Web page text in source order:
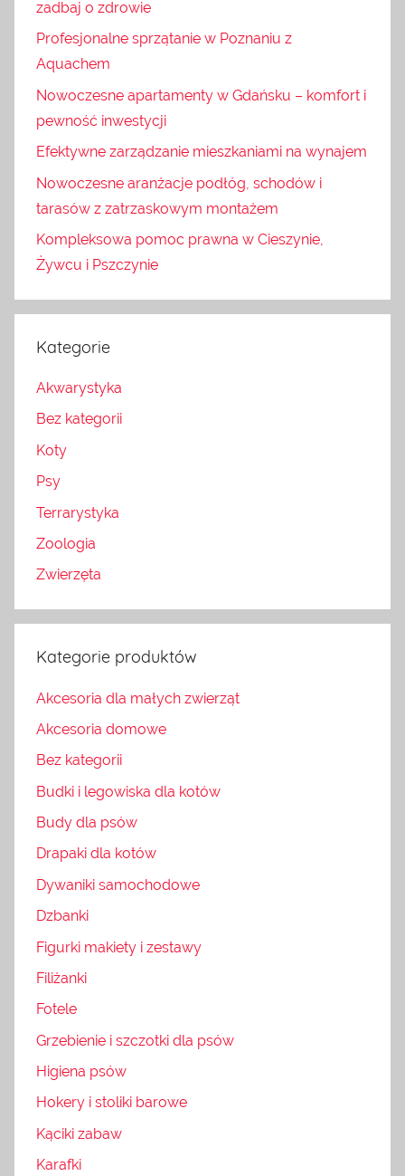
zadbaj o zdrowie
Profesjonalne sprzątanie w Poznaniu z
Aquachem
Nowoczesne apartamenty w Gdańsku – komfort i
pewność inwestycji
Efektywne zarządzanie mieszkaniami na wynajem
Nowoczesne aranżacje podłóg, schodów i
tarasów z zatrzaskowym montażem
Kompleksowa pomoc prawna w Cieszynie,
Żywcu i Pszczynie
Kategorie
Akwarystyka
Bez kategorii
Koty
Psy
Terrarystyka
Zoologia
Zwierzęta
Kategorie produktów
Akcesoria dla małych zwierząt
Akcesoria domowe
Bez kategorii
Budki i legowiska dla kotów
Budy dla psów
Drapaki dla kotów
Dywaniki samochodowe
Dzbanki
Figurki makiety i zestawy
Filiżanki
Fotele
Grzebienie i szczotki dla psów
Higiena psów
Hokery i stoliki barowe
Kąciki zabaw
Karafki